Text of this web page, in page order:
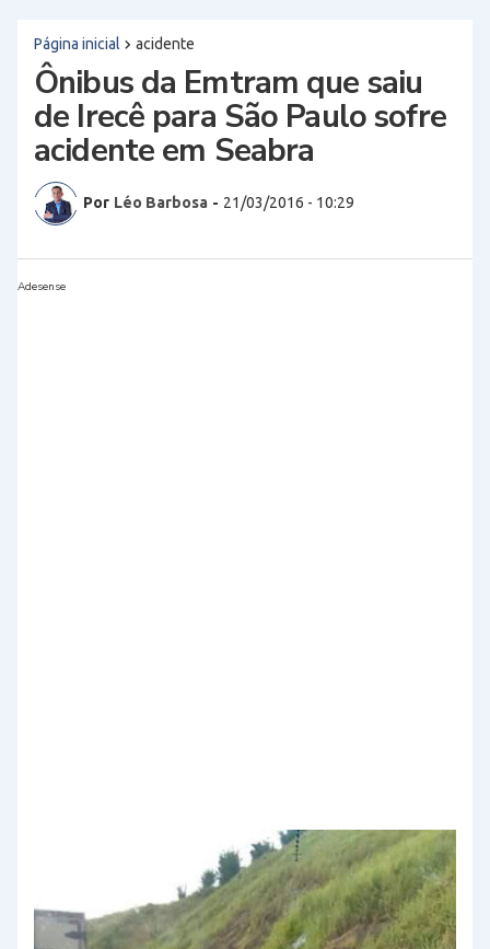
Página inicial acidente
Ônibus da Emtram que saiu
de Irecê para São Paulo sofre
acidente em Seabra
Por Léo Barbosa - 21/03/2016 - 10:29
Adesense